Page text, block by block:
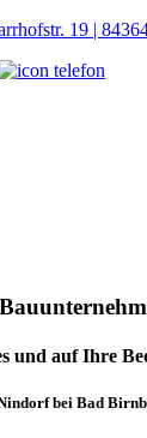
19 |
und auf Ihre
bei Bad